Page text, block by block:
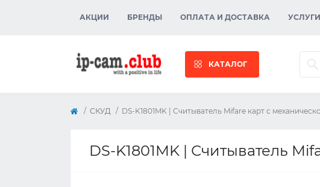
АКЦИИ БРЕНДЫ ОПЛАТА И ДОСТАВКА УСЛУГИ
КАТАЛОГ
СКУД DS-K1801MK | Считыватель Mifare карт с
DS-K1801MK | Считыватель